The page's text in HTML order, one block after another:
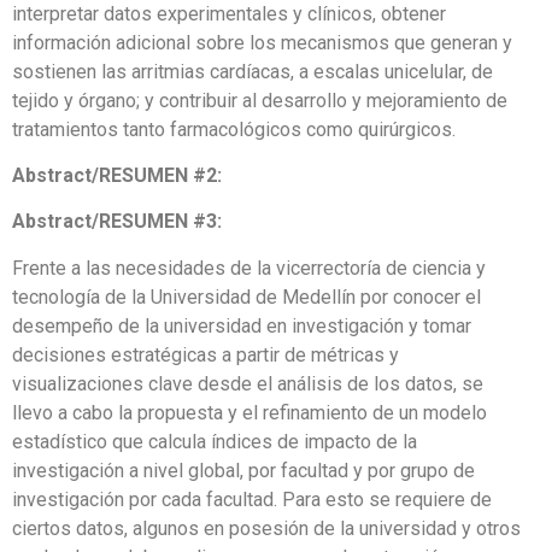
interpretar datos experimentales y clínicos, obtener
información adicional sobre los mecanismos que generan y
sostienen las arritmias cardíacas, a escalas unicelular, de
tejido y órgano; y contribuir al desarrollo y mejoramiento de
tratamientos tanto farmacológicos como quirúrgicos.
Abstract/RESUMEN #2:
Abstract/RESUMEN #3:
Frente a las necesidades de la vicerrectoría de ciencia y
tecnología de la Universidad de Medellín por conocer el
desempeño de la universidad en investigación y tomar
decisiones estratégicas a partir de métricas y
visualizaciones clave desde el análisis de los datos, se
llevo a cabo la propuesta y el refinamiento de un modelo
estadístico que calcula índices de impacto de la
investigación a nivel global, por facultad y por grupo de
investigación por cada facultad. Para esto se requiere de
ciertos datos, algunos en posesión de la universidad y otros